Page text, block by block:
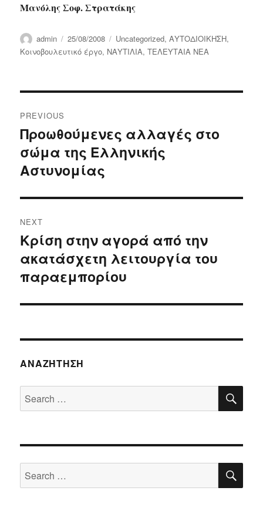
Μανόλης Σοφ. Στρατάκης
Author
admin
Posted
on
25/08/2008 Categories
Uncategorized,ΑΥΤΟΔΙΟΙΚΗΣΗ,
Κοινοβουλευτικό έργο, ΝΑΥΤΙΛΙΑ,ΤΕΛΕΥΤΑΙΑ ΝΕΑ
navigation
PREVIOUS
Previous
post:
Προωθούμενες αλλαγές στο
σώμα της Ελληνικής
Αστυνομίας
NEXT
Next
post:
Κρίση στην αγορά από την
ακατάσχετη λειτουργία του
παραεμπορίου
ΑΝΑΖΉΤΗΣΗ
Search
for:
Search
for: